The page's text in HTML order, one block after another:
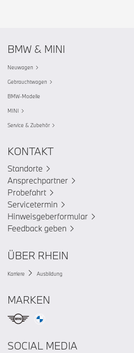
BMW & MINI
Neuwagen
Gebrauchtwagen
BMW-Modelle
MINI
Service & Zubehör
KONTAKT
Standorte
Ansprechpartner
Probefahrt
Servicetermin
Hinweisgeberformular
Feedback geben
ÜBER RHEIN
Karriere Ausbildung
MARKEN
SOCIAL MEDIA